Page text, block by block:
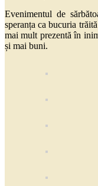
Evenimentul de
speranța ca bucuria
mai mult prezentă în
și mai buni.